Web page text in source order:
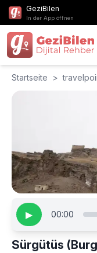
GeziBilen
In der App öffnen
Startseite >
▶ 00:00
Sürgütüs